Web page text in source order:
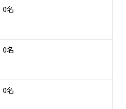
0名
0名
0名